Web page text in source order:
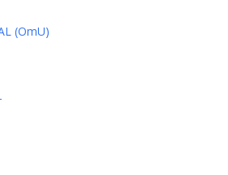
(OmU)